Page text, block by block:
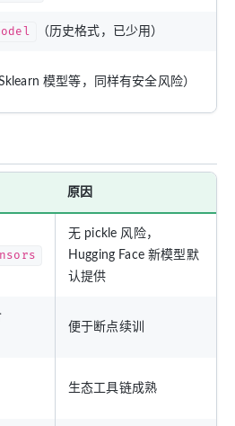
（历史格式，已少用）
Sklearn 模型等，同样有安全风险）
原因
无 pickle 风险，
Hugging Face 新模型默
认提供
便于断点续训
生态工具链成熟